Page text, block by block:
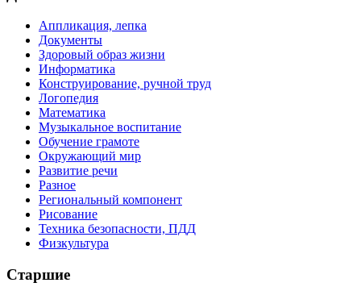
Аппликация, лепка
Документы
Здоровый образ жизни
Информатика
Конструирование, ручной труд
Логопедия
Математика
Музыкальное воспитание
Обучение грамоте
Окружающий мир
Развитие речи
Разное
Региональный компонент
Рисование
Техника безопасности, ПДД
Физкультура
Старшие